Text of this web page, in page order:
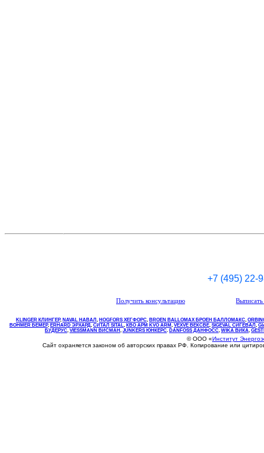
+7 (495) 22-
Получить консультацию
KLINGER КЛИНГЕР, NAVAL НАВАЛ , НOGFORS ХЕГФОРС, BROEN BALLOMAX БРОЕН БАЛЛОМАКС,
BOHMER БЕМЕР, ERHARD ЭРХАРД, СИТАЛ SITAL, КВО АРМ KVO ARM, VEXVE ВЕКСВЕ, SIGEVAL СИГЕВАЛ ,
БУДЕРУС, VIESSMANN ВИСМАН , JUNKERS ЮНКЕРС. DANFOSS ДАНФОСС, WIKA ВИКА,
© ООО «Институт
Сайт охраняется законом об авторских правах РФ. Копирование или